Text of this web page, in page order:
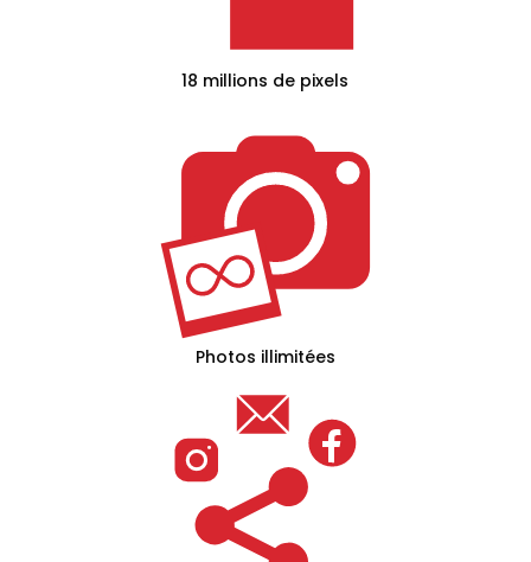
18 millions de pixels
Photos illimitées